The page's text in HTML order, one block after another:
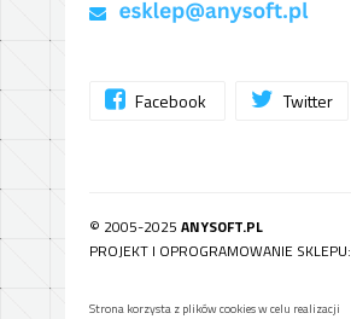
Facebook Twitter
© 2005-2025 ANYSOFT.PL
PROJEKT I OPROGRAMOWANIE SKLEPU:
Strona korzysta z plików cookies w celu realizacji